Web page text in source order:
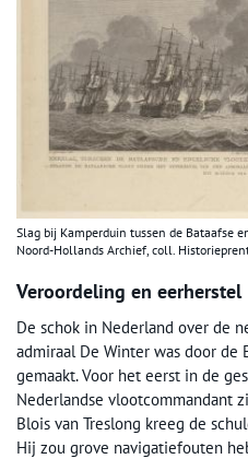
Slag bij Kamperduin tussen de Bataafse
Noord-Hollands Archief, coll.
Veroordeling en eerherstel
De schok in Nederland over de
admiraal De Winter was door de
gemaakt. Voor het eerst in de
Nederlandse vlootcommandant
Blois van Treslong kreeg de
Hij zou grove navigatiefouten